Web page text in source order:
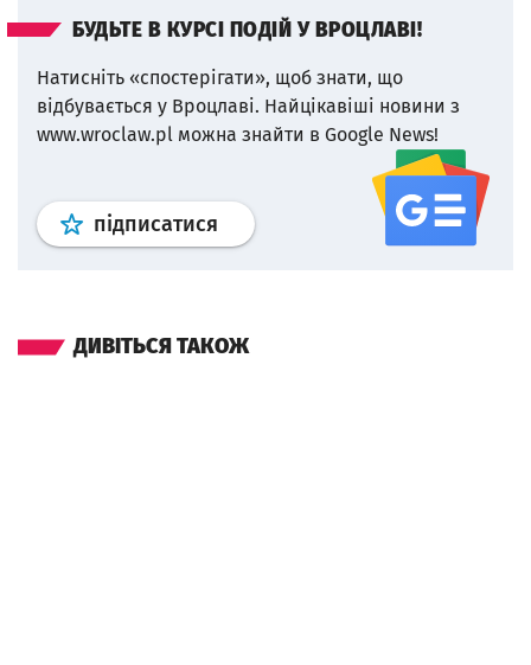
БУДЬТЕ В КУРСІ ПОДІЙ У ВРОЦЛАВІ!
Натисніть «спостерігати», щоб знати, що
відбувається у Вроцлаві. Найцікавіші новини з
www.wroclaw.pl можна знайти в Google News!
підписатися Профіль google news
ДИВІТЬСЯ ТАКОЖ